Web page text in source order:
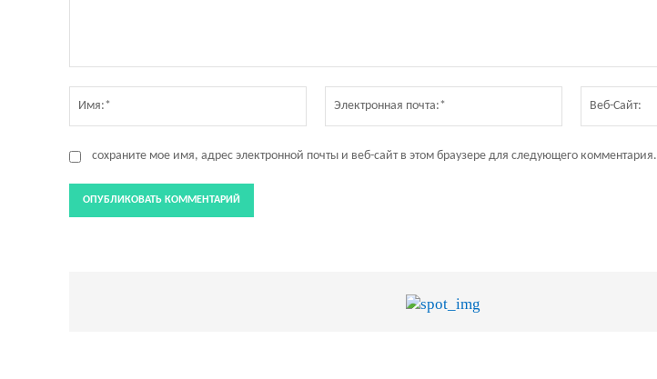
почта:*
сохраните мое имя, адрес электронной почты и веб-сайт в этом браузере для следующего комментария.